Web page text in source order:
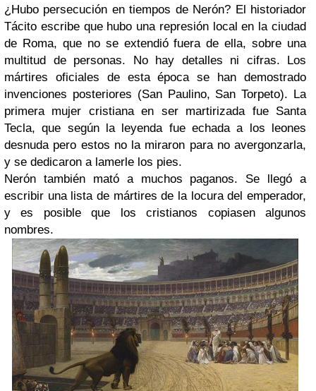
¿Hubo persecución en tiempos de Nerón? El historiador
Tácito escribe que hubo una represión local en la ciudad
de Roma, que no se extendió fuera de ella, sobre una
multitud de personas. No hay detalles ni cifras. Los
mártires oficiales de esta época se han demostrado
invenciones posteriores (San Paulino, San Torpeto). La
primera mujer cristiana en ser martirizada fue Santa
Tecla, que según la leyenda fue echada a los leones
desnuda pero estos no la miraron para no avergonzarla,
y se dedicaron a lamerle los pies.
Nerón también mató a muchos paganos. Se llegó a
escribir una lista de mártires de la locura del emperador,
y es posible que los cristianos copiasen algunos
nombres.